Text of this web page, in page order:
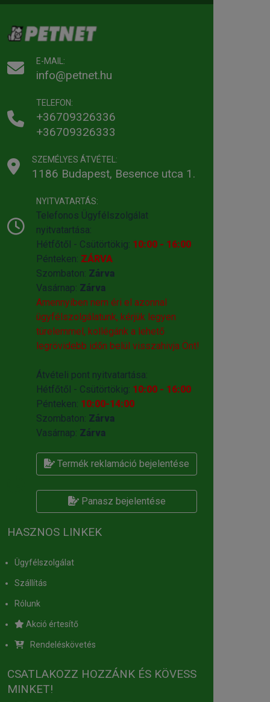
E-MAIL:
info@petnet.hu
TELEFON:
+36709326336
+36709326333
SZEMÉLYES ÁTVÉTEL:
1186 Budapest, Besence utca 1.
NYITVATARTÁS:
Telefonos Ügyfélszolgálat
nyitvatartása:
Hétfőtől - Csütörtökig: 10:00 - 16:00
Pénteken: ZÁRVA
Szombaton: Zárva
Vasárnap: Zárva
Amennyiben nem éri el azonnal
ügyfélszolgálatunk, kérjük legyen
türelemmel, kollégánk a lehető
legrövidebb időn belül visszahivja Önt!
Átvételi pont nyitvatartása:
Hétfőtől - Csütörtökig: 10:00 - 16:00
Pénteken: 10:00-14:00
Szombaton: Zárva
Vasárnap: Zárva
Termék reklamáció bejelentése
Panasz bejelentése
HASZNOS LINKEK
Ügyfélszolgálat
Szállítás
Rólunk
Akció értesítő
Rendeléskövetés
CSATLAKOZZ HOZZÁNK ÉS KÖVESS
MINKET!